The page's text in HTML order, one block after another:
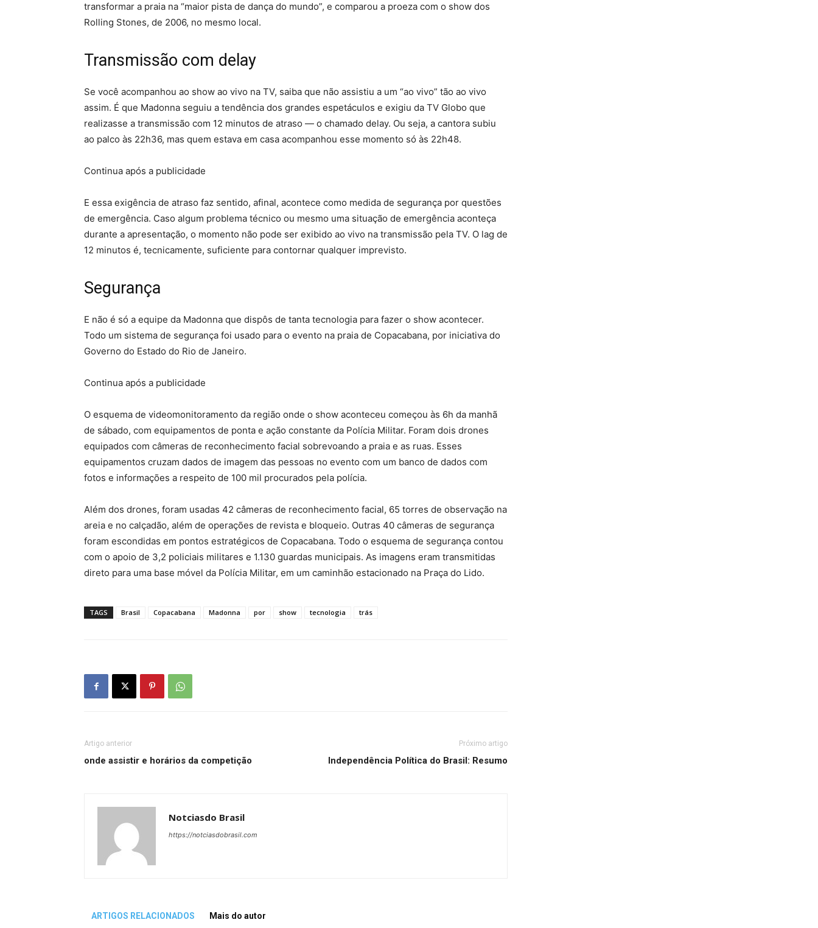
transformar a praia na “maior pista de dança do mundo”, e comparou a proeza com o show dos
Rolling Stones, de 2006, no mesmo local.
Transmissão com delay
Se você acompanhou ao show ao vivo na TV, saiba que não assistiu a um “ao vivo” tão ao vivo
assim. É que Madonna seguiu a tendência dos grandes espetáculos e exigiu da TV Globo que
realizasse a transmissão com 12 minutos de atraso — o chamado delay. Ou seja, a cantora subiu
ao palco às 22h36, mas quem estava em casa acompanhou esse momento só às 22h48.
Continua após a publicidade
E essa exigência de atraso faz sentido, afinal, acontece como medida de segurança por questões
de emergência. Caso algum problema técnico ou mesmo uma situação de emergência aconteça
durante a apresentação, o momento não pode ser exibido ao vivo na transmissão pela TV. O lag de
12 minutos é, tecnicamente, suficiente para contornar qualquer imprevisto.
Segurança
E não é só a equipe da Madonna que dispôs de tanta tecnologia para fazer o show acontecer.
Todo um sistema de segurança foi usado para o evento na praia de Copacabana, por iniciativa do
Governo do Estado do Rio de Janeiro.
Continua após a publicidade
O esquema de videomonitoramento da região onde o show aconteceu começou às 6h da manhã
de sábado, com equipamentos de ponta e ação constante da Polícia Militar. Foram dois drones
equipados com câmeras de reconhecimento facial sobrevoando a praia e as ruas. Esses
equipamentos cruzam dados de imagem das pessoas no evento com um banco de dados com
fotos e informações a respeito de 100 mil procurados pela polícia.
Além dos drones, foram usadas 42 câmeras de reconhecimento facial, 65 torres de observação na
areia e no calçadão, além de operações de revista e bloqueio. Outras 40 câmeras de segurança
foram escondidas em pontos estratégicos de Copacabana. Todo o esquema de segurança contou
com o apoio de 3,2 policiais militares e 1.130 guardas municipais. As imagens eram transmitidas
direto para uma base móvel da Polícia Militar, em um caminhão estacionado na Praça do Lido.
TAGS Brasil Copacabana Madonna por show tecnologia trás
Artigo anterior
onde assistir e horários da competição
Próximo artigo
Independência Política do Brasil: Resumo
Notciasdo Brasil
https://notciasdobrasil.com
ARTIGOS RELACIONADOS Mais do autor